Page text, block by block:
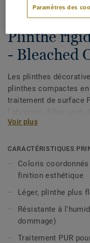
Plinthes, angles &
Plinthe
- Bleached
Les plinthes
plinthes compactes
traitement de surface
80 mm (gamme
décoratives sont
LVT (à coller, à
Voir plus
CARACTÉRISTIQUES
Coloris
finition esthétique
Léger, plinthe plus
Résistante à
dommage)
Traitement PUR
Paramètres des